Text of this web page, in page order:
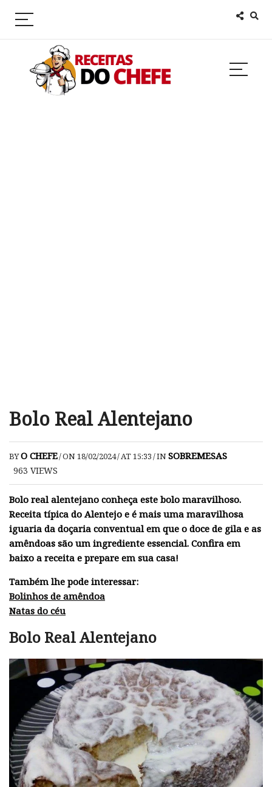
Bolo Real Alentejano
BYO CHEFE/ON 18/02/2024/AT 15:33/INSOBREMESAS
963 VIEWS
Bolo real alentejano conheça este bolo maravilhoso.
Receita típica do Alentejo e é mais uma maravilhosa
iguaria da doçaria conventual em que o doce de gila e as
amêndoas são um ingrediente essencial. Confira em
baixo a receita e prepare em sua casa!
Também lhe pode interessar:
Bolinhos de amêndoa
Natas do céu
Bolo Real Alentejano